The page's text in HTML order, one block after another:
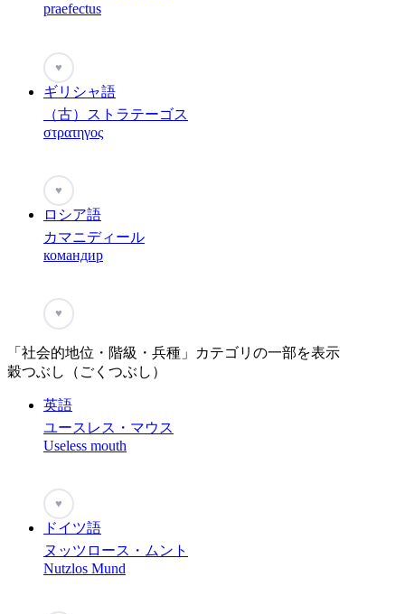
praefectus
♥
ギリシャ語
（古）ストラテーゴス
στρατηγος
♥
ロシア語
カマニディール
командир
♥
「社会的地位・階級・兵種」カテゴリの一部を表示
穀つぶし（ごくつぶし）
英語
ユースレス・マウス
Useless mouth
♥
ドイツ語
ヌッツロース・ムント
Nutzlos Mund